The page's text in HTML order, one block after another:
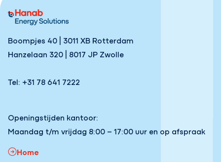
Boompjes 40 | 3011 XB Rotterdam
Hanzelaan 320 | 8017 JP Zwolle
Tel: +31 78 641 7222
Openingstijden kantoor:
Maandag t/m vrijdag 8:00 – 17:00 uur en op afspraak
Home